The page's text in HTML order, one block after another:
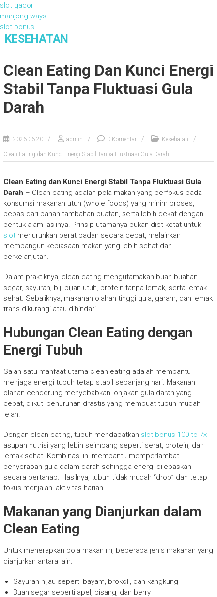
slot gacor
mahjong ways
slot bonus
e
KESEHATAN
Clean Eating Dan Kunci Energi
Stabil Tanpa Fluktuasi Gula
Darah
2026-06-20 admin 0 Komentar Kesehatan
Clean Eating dan Kunci Energi Stabil Tanpa Fluktuasi Gula Darah
Clean Eating dan Kunci Energi Stabil Tanpa Fluktuasi Gula
Darah – Clean eating adalah pola makan yang berfokus pada
konsumsi makanan utuh (whole foods) yang minim proses,
bebas dari bahan tambahan buatan, serta lebih dekat dengan
bentuk alami aslinya. Prinsip utamanya bukan diet ketat untuk
slotmenurunkan berat badan secara cepat, melainkan
membangun kebiasaan makan yang lebih sehat dan
berkelanjutan.
Dalam praktiknya, clean eating mengutamakan buah-buahan
segar, sayuran, biji-bijian utuh, protein tanpa lemak, serta lemak
sehat. Sebaliknya, makanan olahan tinggi gula, garam, dan lemak
trans dikurangi atau dihindari.
Hubungan Clean Eating dengan
Energi Tubuh
Salah satu manfaat utama clean eating adalah membantu
menjaga energi tubuh tetap stabil sepanjang hari. Makanan
olahan cenderung menyebabkan lonjakan gula darah yang
cepat, diikuti penurunan drastis yang membuat tubuh mudah
lelah.
Dengan clean eating, tubuh mendapatkan slot bonus 100 to 7x
asupan nutrisi yang lebih seimbang seperti serat, protein, dan
lemak sehat. Kombinasi ini membantu memperlambat
penyerapan gula dalam darah sehingga energi dilepaskan
secara bertahap. Hasilnya, tubuh tidak mudah “drop” dan tetap
fokus menjalani aktivitas harian.
Makanan yang Dianjurkan dalam
Clean Eating
Untuk menerapkan pola makan ini, beberapa jenis makanan yang
dianjurkan antara lain:
Sayuran hijau seperti bayam, brokoli, dan kangkung
Buah segar seperti apel, pisang, dan berry